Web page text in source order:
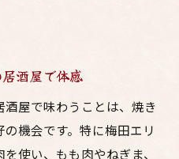
が織りなす梅田の夜
酒屋で体感
屋で味わうことは、焼き
機会です。特に梅田エリ
使い、もも肉やねぎま、